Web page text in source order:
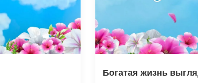
Богатая жизнь